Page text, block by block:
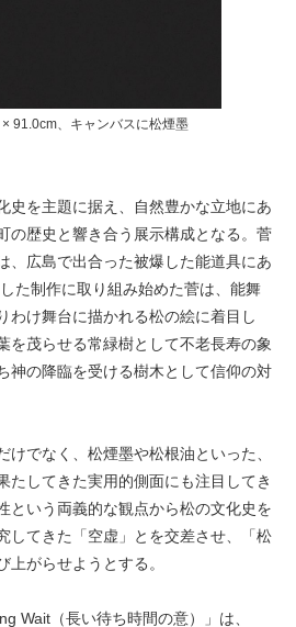
91.0cm、キャンバスに松煙墨
史を主題に据え、自然豊かな立地にあ
の歴史と響き合う展示構成となる。菅
、広島で出合った被爆した能道具にあ
た制作に取り組み始めた菅は、能舞
わけ舞台に描かれる松の絵に着目し
を茂らせる常緑樹として不老長寿の象
神の降臨を受ける樹木として信仰の対
けでなく、松煙墨や松根油といった、
たしてきた実用的側面にも注目してき
という両義的な観点から松の文化史を
してきた「空虚」とを交差させ、「松
上がらせようとする。
Wait（長い待ち時間の意）」は、